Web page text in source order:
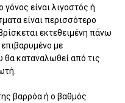
είναι λιγοστός ή
είναι περισσότερο
εκτεθειμένη πάνω
με
θα καταναλωθεί από τις
βαρρόα ή ο βαθμός